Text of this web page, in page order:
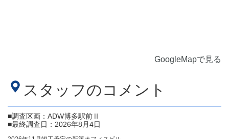
GoogleMapで見る
スタッフのコメント
■調査区画：ADW博多駅前Ⅱ
■最終調査日：2026年8月4日